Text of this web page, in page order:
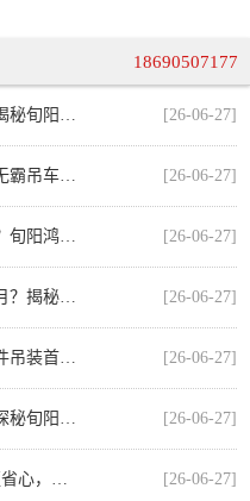
18690507177
[26-06-27]
[26-06-27]
[26-06-27]
[26-06-27]
[26-06-27]
[26-06-27]
[26-06-27]